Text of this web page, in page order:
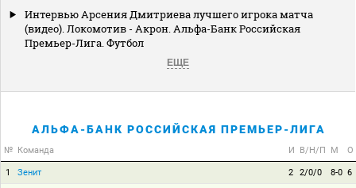
Интервью Арсения Дмитриева лучшего игрока матча
(видео). Локомотив - Акрон. Альфа-Банк Российская
Премьер-Лига. Футбол
ЕЩЕ
АЛЬФА-БАНК РОССИЙСКАЯ ПРЕМЬЕР-ЛИГА
№ Команда И В/Н/П М О
1 Зенит 2 2/0/0 8-0 6